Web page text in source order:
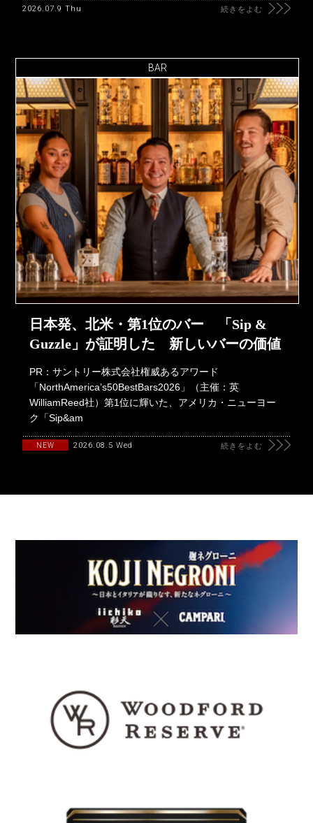
2026.07.9 Thu 続きをよむ
BAR
日本発、北米・第1位のバー 「Sip &
Guzzle」が証明した 新しいバーの価値
PR：サントリー株式会社権威あるアワード
「NorthAmerica’s50BestBars2026」（主催：英
WilliamReed社）第1位に輝いた、アメリカ・ニューヨー
ク「Sip&am
NEW 2026.08.5 Wed 続きをよむ